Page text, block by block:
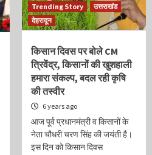
Trending Story
उत्तराखंड
देहरादून
किसान दिवस पर बोले CM
त्रिवेंद्र, किसानों की खुशहाली
हमारा संकल्प, बदल रही कृषि
की तस्वीर
6 years ago
आज पूर्व प्रधानमंत्री व किसानों के
नेता चौधरी चरण सिंह की जयंती है।
इस दिन को किसान दिवस